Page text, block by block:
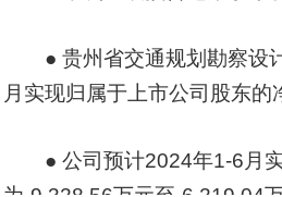
● 贵州省交通规划勘察设计
月实现归属于上市公司股东的
● 公司预计2024年1-6月实